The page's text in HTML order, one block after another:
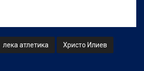
лека атлетика Христо Илиев